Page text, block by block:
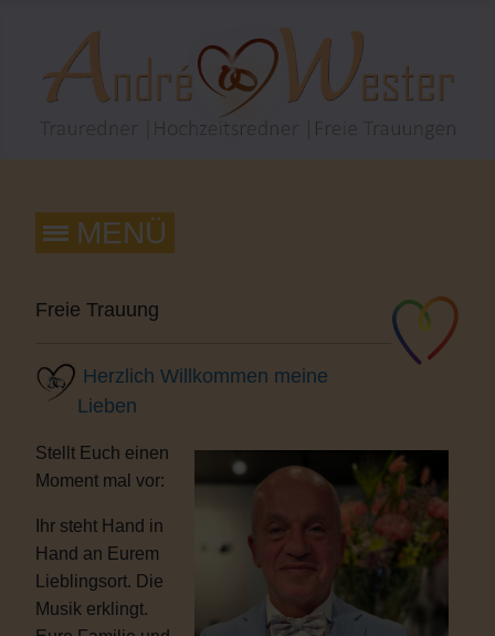
Freie Trauung
Herzlich Willkommen meine
Lieben
Stellt Euch einen
Moment mal vor:
Ihr steht Hand in
Hand an Eurem
Lieblingsort. Die
Musik erklingt.